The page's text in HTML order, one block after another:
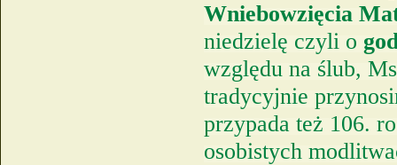
Wniebowzięcia
niedzielę czyli o
względu na ślub,
tradycyjnie
przypada też 106.
osobistych